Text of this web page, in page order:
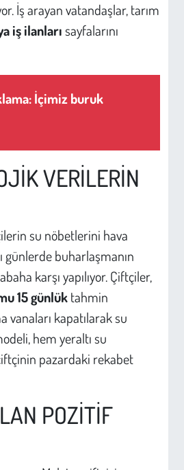
İş arayan vatandaşlar, tarım
iş ilanlarısayfalarını
İçimiz buruk
VERİLERİN
su nöbetlerini hava
günlerde buharlaşmanın
karşı yapılıyor. Çiftçiler,
15 günlüktahmin
vanaları kapatılarak su
hem yeraltı su
pazardaki rekabet
POZİTİF